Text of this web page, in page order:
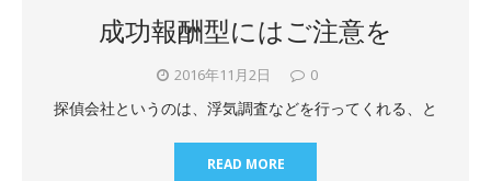
成功報酬型にはご注意を
2016年11月2日 0
探偵会社というのは、浮気調査などを行ってくれる、と
READ MORE